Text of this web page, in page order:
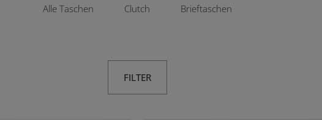
Alle Taschen Clutch Brieftaschen
FILTER